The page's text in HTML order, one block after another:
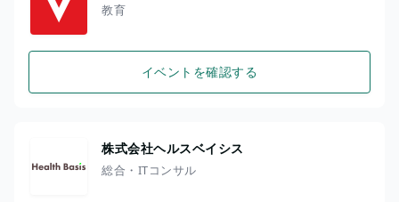
教育
イベントを確認する
株式会社ヘルスベイシス
総合・ITコンサル